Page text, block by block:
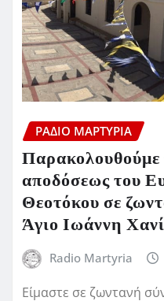
ΡΆΔΙΟ ΜΑΡΤΥΡΊΑ
Παρακολουθούμε
αποδόσεως του
Θεοτόκου σε
Άγιο Ιωάννη
Radio Martyria
Είμαστε σε ζωντανή